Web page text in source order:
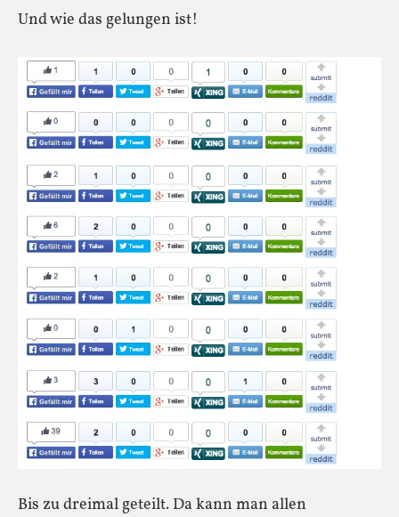
Und wie das gelungen ist!
Bis zu dreimal geteilt. Da kann man allen